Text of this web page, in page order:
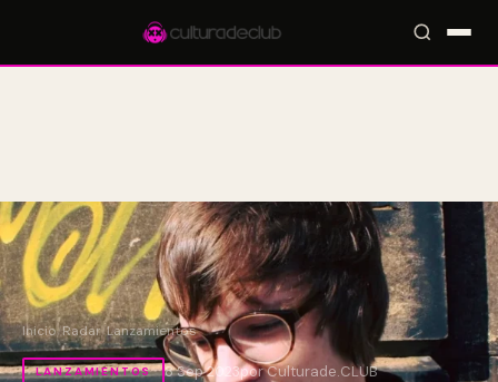
Inicio/Radar/Lanzamientos
LANZAMIENTOS 8 Sep 2023por Culturade.CLUB